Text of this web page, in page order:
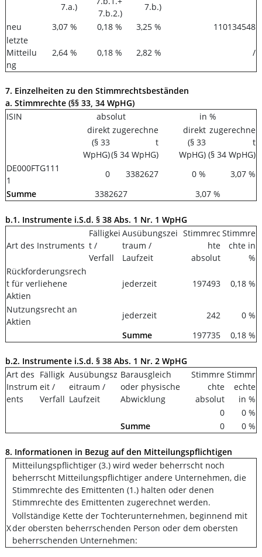
7.a.)
7.b.2.)
7.b.)
neu 3,07 % 0,18 % 3,25 %
110134548
letzte
Mitteilu
ng
2,64 % 0,18 % 2,82 % /
7. Einzelheiten zu den Stimmrechtsbeständen
a. Stimmrechte (§§ 33, 34 WpHG)
ISIN
absolut
in %
direkt
(§ 33
WpHG)
zugerechne
t
(§ 34 WpHG)
direkt
(§ 33
WpHG)
zugerechne
t
(§ 34 WpHG)
DE000FTG111
1
0 3382627 0 %
3,07 %
Summe
3382627 3,07 %
b.1. Instrumente i.S.d. § 38 Abs. 1 Nr. 1 WpHG
Art des Instruments
Fälligkei
t /
Verfall
Ausübungszei
traum /
Laufzeit
Stimmrec
hte
absolut
Stimmre
chte in
%
Rückforderungsrech
t für verliehene
Aktien
jederzeit 197493 0,18 %
Nutzungsrecht an
Aktien
jederzeit 242
0 %
Summe
197735 0,18 %
b.2. Instrumente i.S.d. § 38 Abs. 1 Nr. 2 WpHG
Art des
Instrum
ents
Fälligk
eit /
Verfall
Ausübungsz
eitraum /
Laufzeit
Barausgleich
oder physische
Abwicklung
Stimmre
chte
absolut
Stimmr
echte
in %
0
0 %
Summe
0 0 %
8. Informationen in Bezug auf den Mitteilungspflichtigen
Mitteilungspflichtiger (3.) wird weder beherrscht noch
beherrscht Mitteilungspflichtiger andere Unternehmen, die
Stimmrechte des Emittenten (1.) halten oder denen
Stimmrechte des Emittenten zugerechnet werden.
X
Vollständige Kette der Tochterunternehmen, beginnend mit
der obersten beherrschenden Person oder dem obersten
beherrschenden Unternehmen: